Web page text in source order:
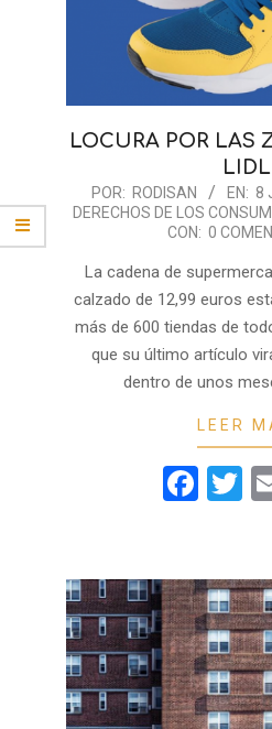
LOCURA POR LAS
LIDL
2020-
07-
POR: RODISAN EN: 8
DERECHOS DE LOS
CON: 0
La cadena de
calzado de 12,99 euros
más de 600 tiendas de
que su último artículo
dentro de unos
LEER